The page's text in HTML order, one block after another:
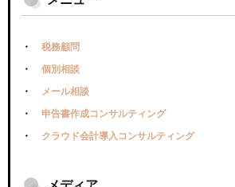
税務顧問
個別相談
メール相談
申告書作成コンサルティング
クラウド会計導入コンサルティング